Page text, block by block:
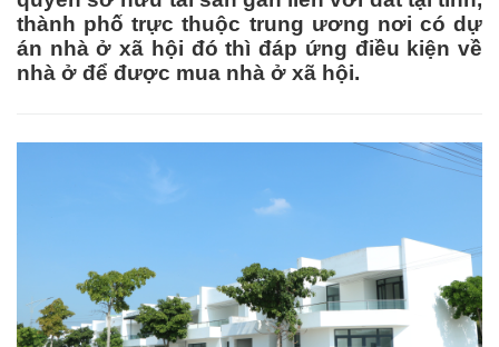
thành phố trực thuộc trung ương nơi có dự
án nhà ở xã hội đó thì đáp ứng điều kiện về
nhà ở để được mua nhà ở xã hội.